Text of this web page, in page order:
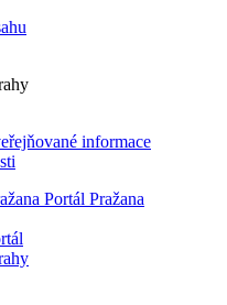
informace
Portál Pražana